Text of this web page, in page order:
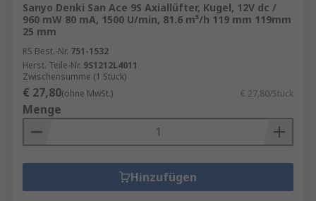
Sanyo Denki San Ace 9S Axiallüfter, Kugel, 12V dc /
960 mW 80 mA, 1500 U/min, 81.6 m³/h 119 mm 119mm
25 mm
RS Best.-Nr. 751-1532
Herst. Teile-Nr. 9S1212L4011
Zwischensumme (1 Stück)
€ 27,80(ohne MwSt.) € 27,80/Stück
Menge
Hinzufügen